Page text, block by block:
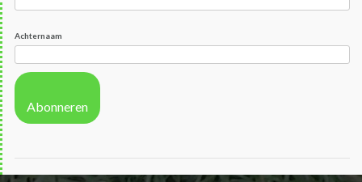
Achternaam
Abonneren